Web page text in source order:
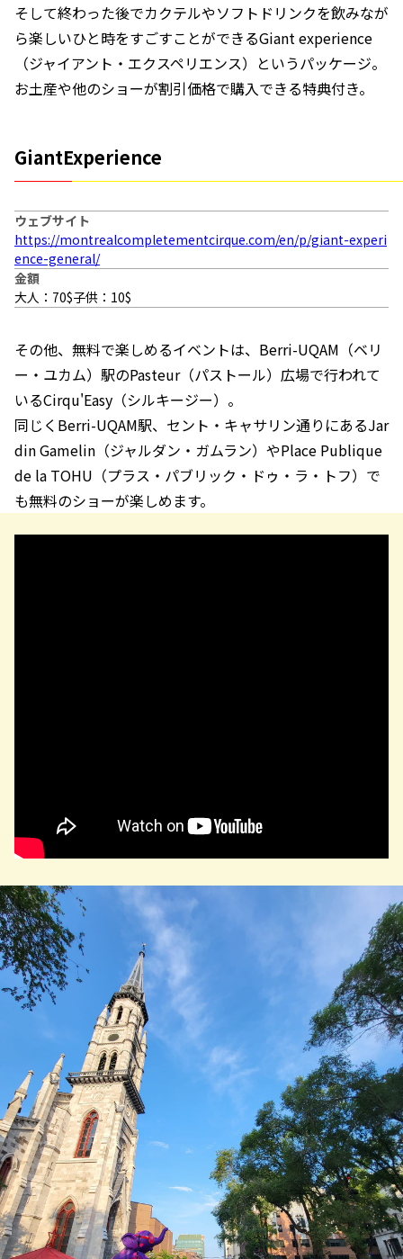
そして終わった後でカクテルやソフトドリンクを飲みなが
ら楽しいひと時をすごすことができるGiant experience
（ジャイアント・エクスペリエンス）というパッケージ。
お土産や他のショーが割引価格で購入できる特典付き。
GiantExperience
ウェブサイト
https://montrealcompletementcirque.com/en/p/giant-experi
ence-general/
金額
大人：70$子供：10$
その他、無料で楽しめるイベントは、Berri-UQAM（ベリ
ー・ユカム）駅のPasteur（パストール）広場で行われて
いるCirqu'Easy（シルキージー）。
同じくBerri-UQAM駅、セント・キャサリン通りにあるJar
din Gamelin（ジャルダン・ガムラン）やPlace Publique
de la TOHU（プラス・パブリック・ドゥ・ラ・トフ）で
も無料のショーが楽しめます。